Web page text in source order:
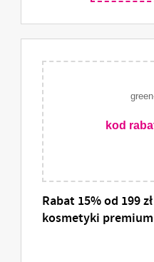
kod
Rabat 15% od 199
kosmetyki premium